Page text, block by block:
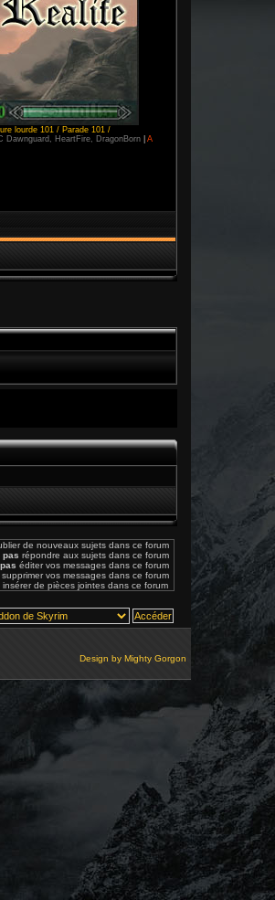
lourde 101 / Parade 101 /
Dawnguard, HeartFire, DragonBorn
A
de nouveaux sujets dans ce forum
pas répondre aux sujets dans ce forum
éditer vos messages dans ce forum
supprimer vos messages dans ce forum
insérer de pièces jointes dans ce forum
Design by Mighty Gorgon